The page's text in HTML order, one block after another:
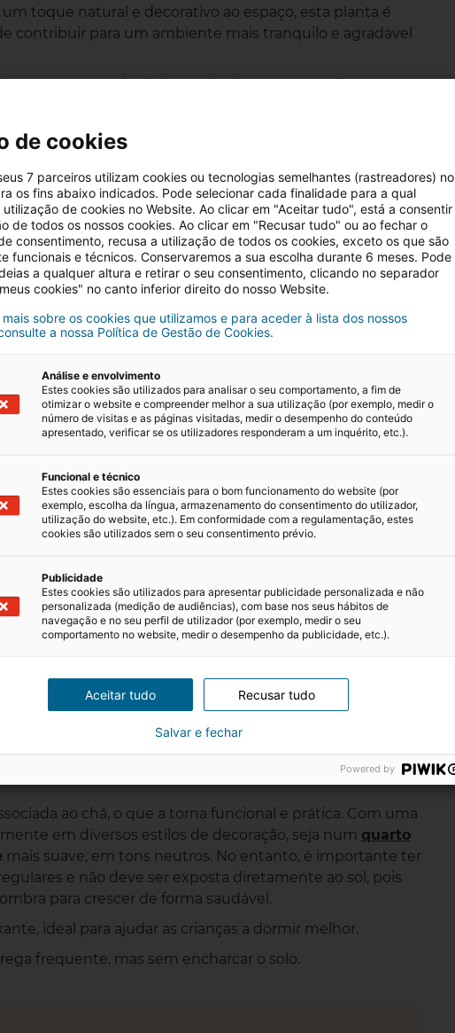
toque natural e decorativo ao espaço, esta planta é
contribuir para um ambiente mais tranquilo e agradável
aLavandaajuda a reduzir o stress e melhora a
rega moderada (quando o solo estiver seco).
garantir a exposição ao sol.
nobile)
ao chá, o que a torna funcional e prática. Com uma
em diversos estilos de decoração, seja num quarto
mais suave, em tons neutros. No entanto, é importante ter
e não deve ser exposta diretamente ao sol, pois
para crescer de forma saudável.
ideal para ajudar as crianças a dormir melhor.
frequente, mas sem encharcar o solo.
de cookies
7 parceiros utilizam cookies ou tecnologias semelhantes (rastreadores) no
os fins abaixo indicados. Pode selecionar cada finalidade para a qual
de cookies no Website. Ao clicar em "Aceitar tudo", está a consentir
de todos os nossos cookies. Ao clicar em "Recusar tudo" ou ao fechar o
consentimento, recusa a utilização de todos os cookies, exceto os que são
funcionais e técnicos. Conservaremos a sua escolha durante 6 meses. Pode
a qualquer altura e retirar o seu consentimento, clicando no separador
cookies" no canto inferior direito do nosso Website.
mais sobre os cookies que utilizamos e para aceder à lista dos nossos
a nossa Política de Gestão de Cookies.
Análise e envolvimento
Estes cookies são utilizados para analisar o seu comportamento, a fim de
otimizar o website e compreender melhor a sua utilização (por exemplo, medir o
número de visitas e as páginas visitadas, medir o desempenho do conteúdo
apresentado, verificar se os utilizadores responderam a um inquérito, etc.).
Funcional e técnico
Estes cookies são essenciais para o bom funcionamento do website (por
exemplo, escolha da língua, armazenamento do consentimento do utilizador,
utilização do website, etc.). Em conformidade com a regulamentação, estes
cookies são utilizados sem o seu consentimento prévio.
Publicidade
Estes cookies são utilizados para apresentar publicidade personalizada e não
personalizada (medição de audiências), com base nos seus hábitos de
navegação e no seu perfil de utilizador (por exemplo, medir o seu
comportamento no website, medir o desempenho da publicidade, etc.).
Aceitar tudo Recusar tudo
Salvar e fechar
Powered by